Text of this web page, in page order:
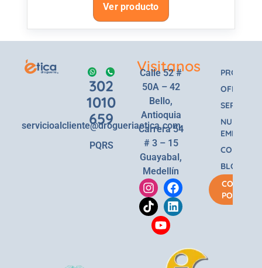
Ver producto
302
1010
659
servicioalcliente@drogueriaetica.com
PQRS
Visitanos
Calle 52 #
50A – 42
Bello,
Antioquia
Carrera 54
# 3 – 15
Guayabal,
Medellín
OFERTAS
SERVICIOS
NUESTRA
EMPRESA
BLOG
COMPRA
POR